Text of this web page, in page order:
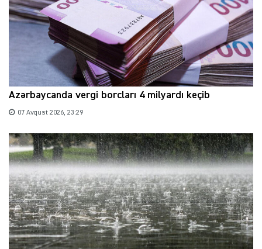
Azərbaycanda vergi borcları 4 milyardı keçib
07 Avqust 2026, 23:29